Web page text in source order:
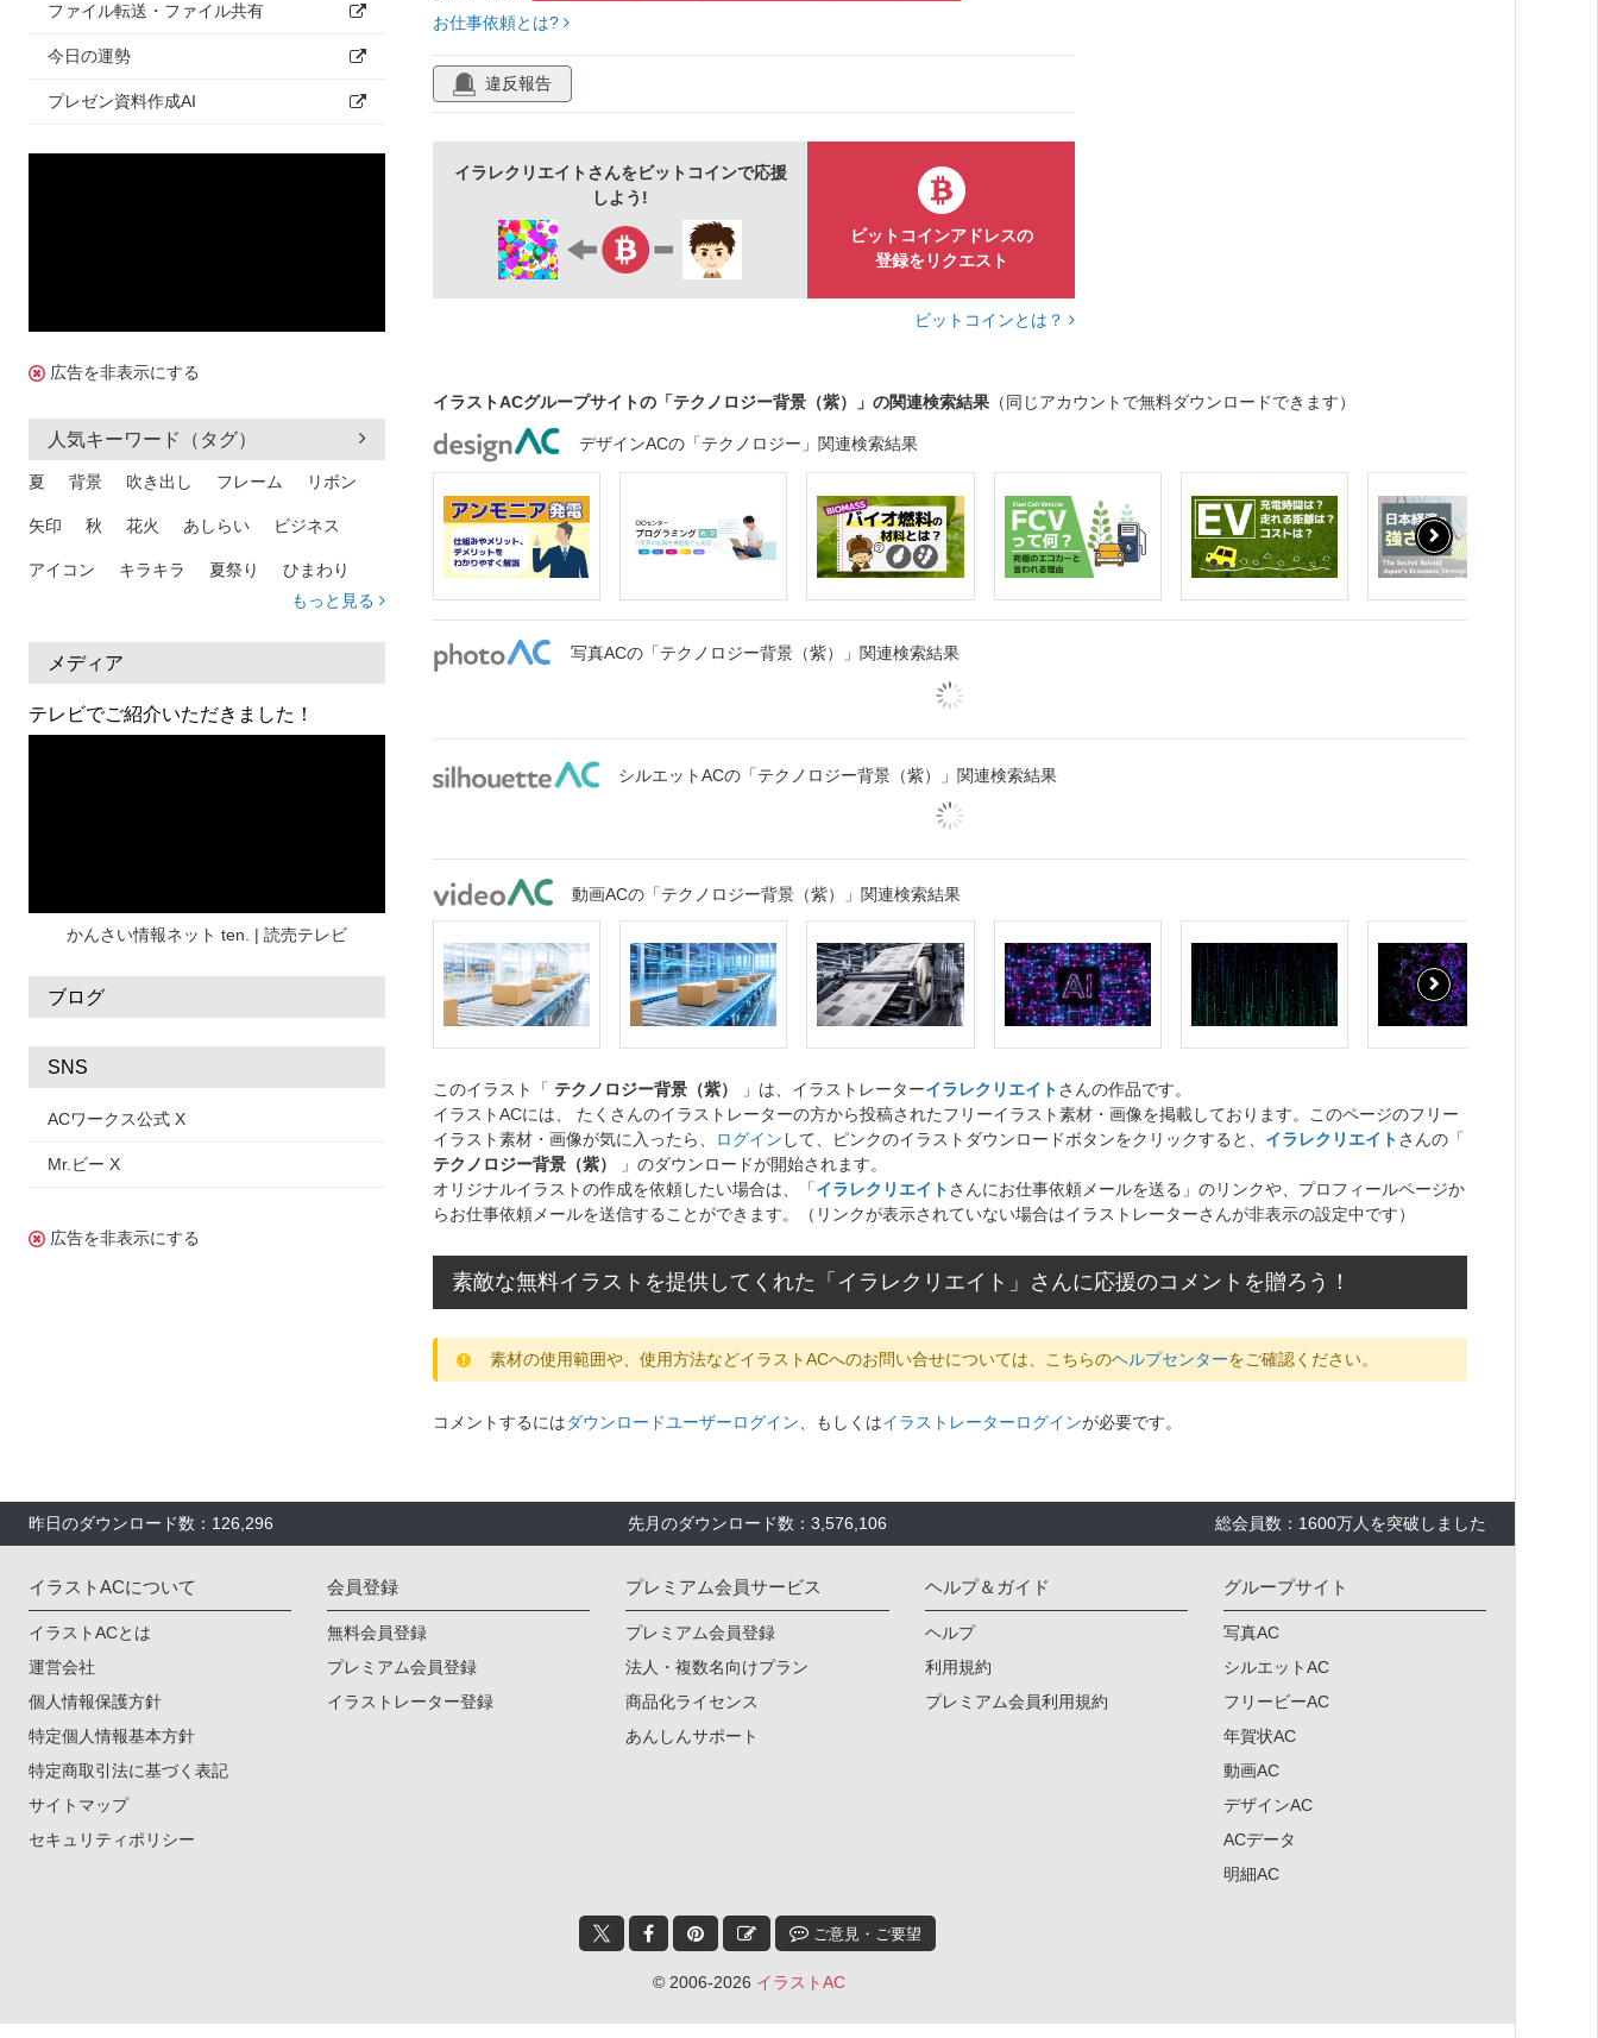
ファイル転送・ファイル共有
今日の運勢
プレゼン資料作成AI
広告を非表示にする
人気キーワード（タグ）
夏 背景 吹き出し フレーム リボン
矢印 秋 花火 あしらい ビジネス
アイコン キラキラ 夏祭り ひまわり
熱中症
人物 暑中見舞い
日本地図 海
もっと見る
メディア
テレビでご紹介いただきました！
かんさい情報ネット ten. | 読売テレビ
ブログ
SNS
ACワークス公式 X
Mr.ビー X
広告を非表示にする
お仕事依頼とは?
違反報告
イラレクリエイトさんをビットコインで応援
しよう!
ビットコインアドレスの
登録をリクエスト
ビットコインとは？
イラストACグループサイトの「テクノロジー背景（紫）」の関連検索結果 （同じアカウントで無料ダウンロードできます）
デザインACの「テクノロジー」関連検索結果
写真ACの「テクノロジー背景（紫）」関連検索結果
シルエットACの「テクノロジー背景（紫）」関連検索結果
動画ACの「テクノロジー背景（紫）」関連検索結果
このイラスト「 テクノロジー背景（紫） 」は、イラストレーターイラレクリエイトさんの作品です。
イラストACには、 たくさんのイラストレーターの方から投稿されたフリーイラスト素材・画像を掲載しております。このページのフリー
イラスト素材・画像が気に入ったら、
ログイン して、ピンクのイラストダウンロードボタンをクリックすると、 イラレクリエイトさんの「
テクノロジー背景（紫）
」のダウンロードが開始されます。
オリジナルイラストの作成を依頼したい場合は、「イラレクリエイトさんにお仕事依頼メールを送る」のリンクや、プロフィールページか
らお仕事依頼メールを送信することができます。（リンクが表示されていない場合はイラストレーターさんが非表示の設定中です）
素敵な無料イラストを提供してくれた「イラレクリエイト」さんに応援のコメントを贈ろう！
素材の使用範囲や、使用方法などイラストACへのお問い合せについては、こちらのヘルプセンターをご確認ください。
コメントするにはダウンロードユーザーログイン 、もしくはイラストレーターログインが必要です。
昨日のダウンロード数：126,296 先月のダウンロード数：3,576,106 総会員数：1600万人を突破しました
イラストACについて
イラストACとは
運営会社
個人情報保護方針
特定個人情報基本方針
特定商取引法に基づく表記
サイトマップ
セキュリティポリシー
会員登録
無料会員登録
プレミアム会員登録
イラストレーター登録
プレミアム会員サービス
プレミアム会員登録
法人・複数名向けプラン
商品化ライセンス
あんしんサポート
ヘルプ＆ガイド
ヘルプ
利用規約
プレミアム会員利用規約
グループサイト
写真AC
シルエットAC
フリービーAC
年賀状AC
動画AC
デザインAC
ACデータ
明細AC
ご意見・ご要望
© 2006-2026 イラストAC